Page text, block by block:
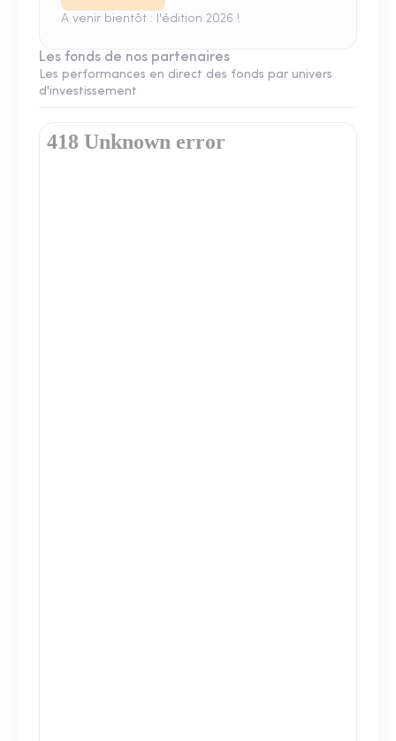
A venir bientôt : l'édition 2026 !
Les fonds de nos partenaires
Les performances en direct des fonds par univers
d'investissement